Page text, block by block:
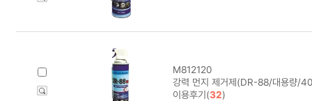
M812120
강력 먼지 제거제(DR-88/대용량/
이용후기(32)